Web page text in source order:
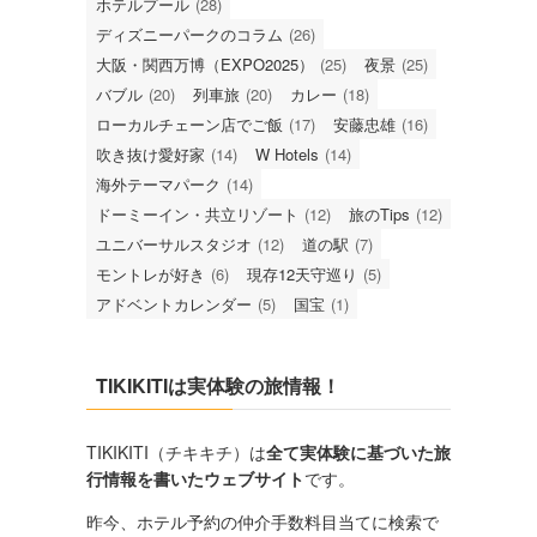
ディズニーパークのコラム (26)
大阪・関西万博（EXPO2025）
(25) 夜景 (25)
バブル (20) 列車旅 (20) カレー (18)
ローカルチェーン店でご飯 (17) 安藤忠雄 (16)
吹き抜け愛好家 (14) W Hotels (14)
海外テーマパーク (14)
ドーミーイン・共立リゾート (12) 旅のTips (12)
ユニバーサルスタジオ (12) 道の駅 (7)
モントレが好き (6) 現存12天守巡り (5)
アドベントカレンダー (5) 国宝 (1)
TIKIKITIは実体験の旅情報！
TIKIKITI（チキキチ）は全て実体験に基づいた旅
行情報を書いたウェブサイトです。
昨今、ホテル予約の仲介手数料目当てに検索で